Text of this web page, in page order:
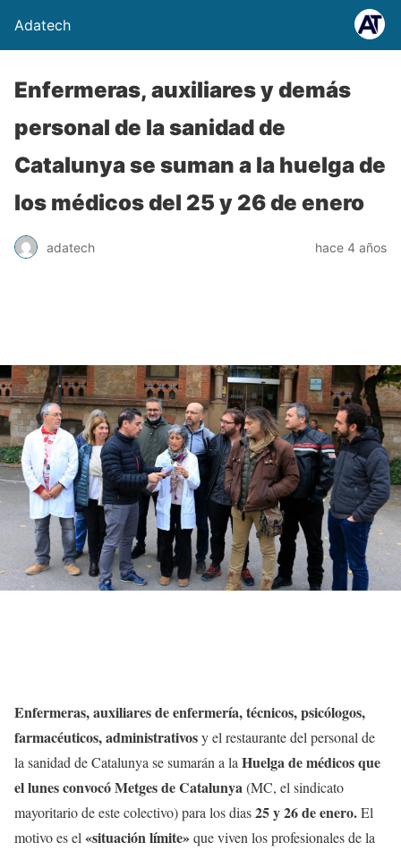
Adatech
Enfermeras, auxiliares y demás
personal de la sanidad de
Catalunya se suman a la huelga de
los médicos del 25 y 26 de enero
adatech hace 4 años
Enfermeras, auxiliares de enfermería, técnicos, psicólogos,
farmacéuticos, administrativosy el restaurante del personal de
la sanidad de Catalunya se sumarán a la Huelga de médicos que
el lunes convocó Metges de Catalunya(MC, el sindicato
mayoritario de este colectivo)para los dias25 y 26 de enero.El
motivo es el «situación límite»que viven los profesionales de la